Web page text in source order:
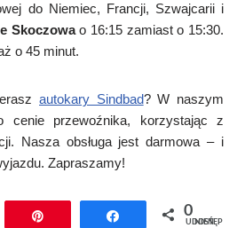
do Niemiec, Francji, Szwajcarii i
Skoczowao 16:15 zamiast o 15:30.
o 45 minut.
autokary Sindbad? W naszym
cenie przewoźnika, korzystając z
Nasza obsługa jest darmowa – i
Zapraszamy!
Udostępnij
0
UDOSTĘPNIEŃ